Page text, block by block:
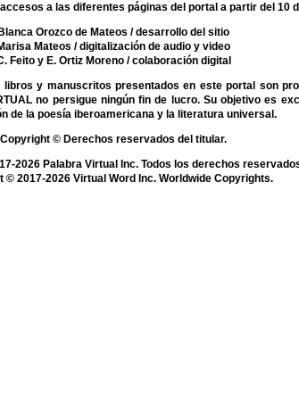
a las diferentes páginas del portal a partir del 10
Blanca Orozco de Mateos / desarrollo del sitio
Mateos / digitalización de audio y video
Feito y E. Ortiz Moreno/ colaboración digital
libros y manuscritos presentados en este portal son
no persigue ningún fin de lucro. Su objetivo es
de la poesía iberoamericana y la literatura universal.
Copyright © Derechos reservados del titular.
2026 Palabra Virtual Inc. Todos los derechos
© 2017-2026 Virtual Word Inc. Worldwide Copyrights.